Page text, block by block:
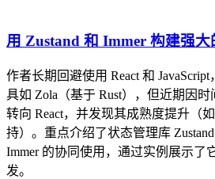
用 Zustand 和 Immer 构建强大
作者长期回避使用 React 和
具如 Zola（基于 Rust），但近期因
转向 React，并发现其成熟度提升（
持）。重点介绍了状态管理库
Immer 的协同使用，通过实例展示了
发。